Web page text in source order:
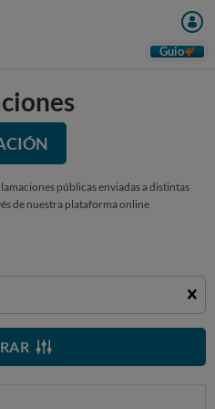
Guio
públicas enviadas a distintas
de nuestra plataforma online